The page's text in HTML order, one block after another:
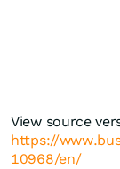
View source
https://
10968/en/